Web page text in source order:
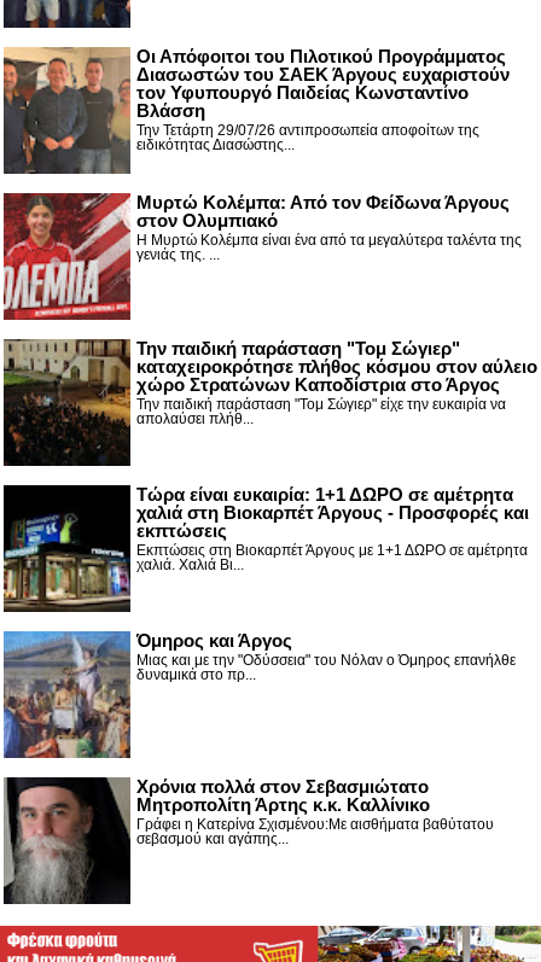
Οι Απόφοιτοι του Πιλοτικού Προγράμματος
Διασωστών του ΣΑΕΚ Άργους ευχαριστούν
τον Υφυπουργό Παιδείας Κωνσταντίνο
Βλάσση
Την Τετάρτη 29/07/26 αντιπροσωπεία αποφοίτων της
ειδικότητας Διασώστης...
Μυρτώ Κολέμπα: Από τον Φείδωνα Άργους
στον Ολυμπιακό
Η Μυρτώ Κολέμπα είναι ένα από τα μεγαλύτερα ταλέντα της
γενιάς της. ...
Την παιδική παράσταση "Τομ Σώγιερ"
καταχειροκρότησε πλήθος κόσμου στον αύλειο
χώρο Στρατώνων Καποδίστρια στο Άργος
Την παιδική παράσταση "Τομ Σώγιερ" είχε την ευκαιρία να
απολαύσει πλήθ...
Τώρα είναι ευκαιρία: 1+1 ΔΩΡΟ σε αμέτρητα
χαλιά στη Βιοκαρπέτ Άργους - Προσφορές και
εκπτώσεις
Εκπτώσεις στη Βιοκαρπέτ Άργους με 1+1 ΔΩΡΟ σε αμέτρητα
χαλιά. Χαλιά Βι...
Όμηρος και Άργος
Μιας και με την "Οδύσσεια" του Νόλαν ο Όμηρος επανήλθε
δυναμικά στο πρ...
Χρόνια πολλά στον Σεβασμιώτατο
Μητροπολίτη Άρτης κ.κ. Καλλίνικο
Γράφει η Κατερίνα Σχισμένου:Με αισθήματα βαθύτατου
σεβασμού και αγάπης...